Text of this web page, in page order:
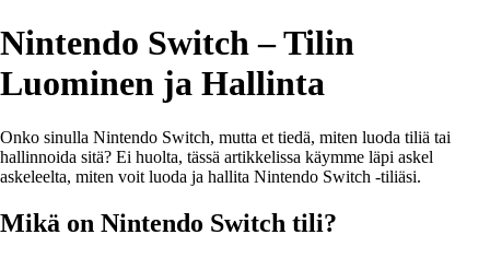
Nintendo Switch – Tilin
Luominen ja Hallinta
Onko sinulla Nintendo Switch, mutta et tiedä, miten luoda tiliä tai
hallinnoida sitä? Ei huolta, tässä artikkelissa käymme läpi askel
askeleelta, miten voit luoda ja hallita Nintendo Switch -tiliäsi.
Mikä on Nintendo Switch tili?